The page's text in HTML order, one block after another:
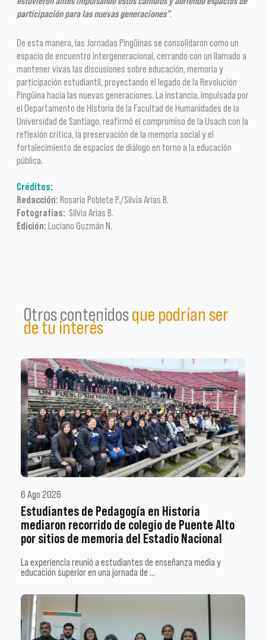
participación para las nuevas generaciones”.
De esta manera, las Jornadas Pingüinas se consolidaron como un
espacio de encuentro intergeneracional, cerrando con un llamado a
mantener vivas las discusiones sobre educación, memoria y
participación estudiantil, proyectando el legado de la Revolución
Pingüina hacia las nuevas generaciones. La instancia, impulsada por
el Departamento de Historia de la Facultad de Humanidades de la
Universidad de Santiago, reafirmó el compromiso de la Usach con la
reflexión crítica, la preservación de la memoria social y el
fortalecimiento de espacios de diálogo en torno a la educación
pública.
Créditos:
Redacción: Rosario Poblete P./Silvia Arias B.
Fotografías: Silvia Arias B.
Edición: Luciano Guzmán N.
Otros contenidosque podrían ser
de tu interés
6 Ago 2026
Estudiantes de Pedagogía en Historia
mediaron recorrido de colegio de Puente Alto
por sitios de memoria del Estadio Nacional
La experiencia reunió a estudiantes de enseñanza media y
educación superior en una jornada de …